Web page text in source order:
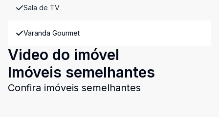
Sala de TV
Varanda Gourmet
Video do imóvel
Imóveis semelhantes
Confira imóveis semelhantes